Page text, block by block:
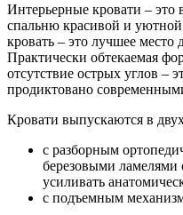
Интерьерные кровати – это
спальню красивой и
кровать – это лучшее место
Практически обтекаемая
отсутствие острых углов –
продиктовано
Кровати выпускаются в
с разборным
березовыми ламелями
усиливать
с подъемным